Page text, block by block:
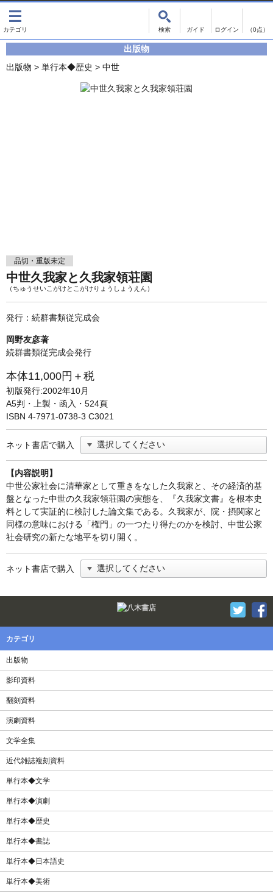
（0点）
影印資料
単行本◆日本語史
Ｗｅｂ版
美本なし
書誌学・目録
古書目録
画像がある商品のみ検索
出版物
出版物 > 単行本◆歴史 > 中世
品切・重版未定
中世久我家と久我家領荘園
（ちゅうせいこがけとこがけりょうしょうえん）
発行：続群書類従完成会
岡野友彦著
続群書類従完成会発行
本体11,000円＋税
初版発行:2002年10月
A5判・上製・函入・524頁
ISBN 4-7971-0738-3 C3021
ネット書店で購入
【内容説明】
中世公家社会に清華家として重きをなした久我家と、その経済的基
盤となった中世の久我家領荘園の実態を、『久我家文書』を根本史
料として実証的に検討した論文集である。久我家が、院・摂関家と
同様の意味における「権門」の一つたり得たのかを検討、中世公家
社会研究の新たな地平を切り開く。
ネット書店で購入
Twitter
カテゴリ
出版物
影印資料
翻刻資料
演劇資料
文学全集
近代雑誌複刻資料
単行本◆文学
単行本◆演劇
単行本◆歴史
単行本◆書誌
単行本◆日本語史
単行本◆美術